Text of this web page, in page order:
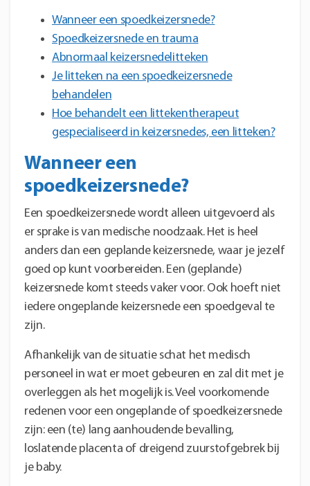
Wanneer een spoedkeizersnede?
Spoedkeizersnede en trauma
Abnormaal keizersnedelitteken
Je litteken na een spoedkeizersnede
behandelen
Hoe behandelt een littekentherapeut
gespecialiseerd in keizersnedes, een litteken?
Wanneer een
spoedkeizersnede?
Een spoedkeizersnede wordt alleen uitgevoerd als
er sprake is van medische noodzaak. Het is heel
anders dan een geplande keizersnede, waar je jezelf
goed op kunt voorbereiden. Een (geplande)
keizersnede komt steeds vaker voor. Ook hoeft niet
iedere ongeplande keizersnede een spoedgeval te
zijn.
Afhankelijk van de situatie schat het medisch
personeel in wat er moet gebeuren en zal dit met je
overleggen als het mogelijk is. Veel voorkomende
redenen voor een ongeplande of spoedkeizersnede
zijn: een (te) lang aanhoudende bevalling,
loslatende placenta of dreigend zuurstofgebrek bij
je baby.